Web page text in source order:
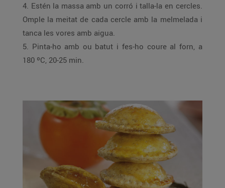
4. Estén la massa amb un corró i talla-la en cercles.
Omple la meitat de cada cercle amb la melmelada i
tanca les vores amb aigua.
5. Pinta-ho amb ou batut i fes-ho coure al forn, a
180 ºC, 20-25 min.